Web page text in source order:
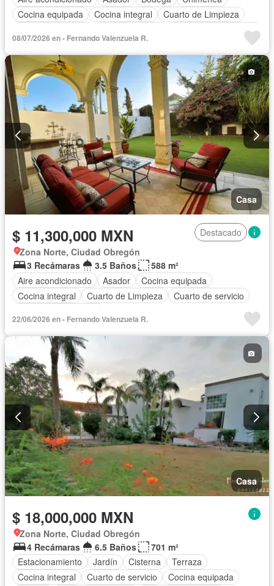
Cocina equipada
Cocina integral
Cuarto de Limpieza
Recámara con closet
Sala polivalente
Terraza
08/07/2026 en - Fernando Valenzuela R.
Casa
$ 11,300,000 MXN
Destacado
Zona Norte, Ciudad Obregón
3 Recámaras
3.5 Baños
588 m²
Aire acondicionado
Asador
Cocina equipada
Cocina integral
Cuarto de Limpieza
Cuarto de servicio
22/06/2026 en - Fernando Valenzuela R.
Casa
$ 18,000,000 MXN
Zona Norte, Ciudad Obregón
4 Recámaras
6.5 Baños
701 m²
Estacionamiento
Jardín Cisterna
Terraza
Cocina integral
Cuarto de servicio Cocina equipada